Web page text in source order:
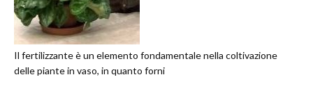
Il fertilizzante è un elemento fondamentale nella coltivazione
delle piante in vaso, in quanto forni